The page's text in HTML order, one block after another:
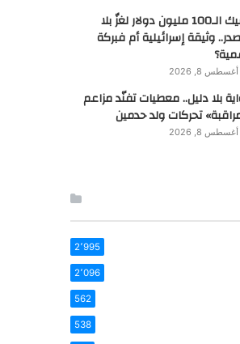
شيك الـ100 مليون دولار لغزٌ بلا
وثيقة إسرائيلية أم فبركة
أغسطس 8, 2026
بلا دليل.. معطيات تفنّد مزاعم
تحركات ولد حدمين
أغسطس 8, 2026
2٬995
2٬096
562
538